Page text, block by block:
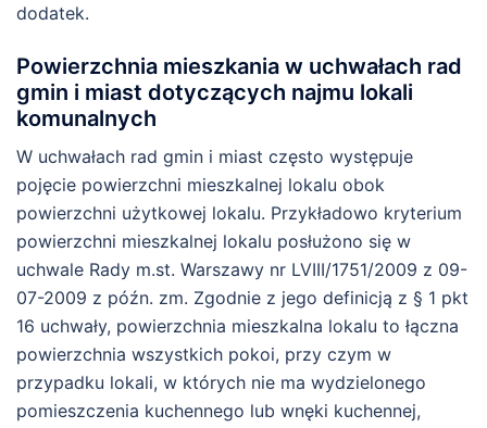
dodatek.
Powierzchnia mieszkania w uchwałach rad
gmin i miast dotyczących najmu lokali
komunalnych
W uchwałach rad gmin i miast często występuje
pojęcie powierzchni mieszkalnej lokalu obok
powierzchni użytkowej lokalu. Przykładowo kryterium
powierzchni mieszkalnej lokalu posłużono się w
uchwale Rady m.st. Warszawy nr LVIII/1751/2009 z 09-
07-2009 z późn. zm. Zgodnie z jego definicją z § 1 pkt
16 uchwały, powierzchnia mieszkalna lokalu to łączna
powierzchnia wszystkich pokoi, przy czym w
przypadku lokali, w których nie ma wydzielonego
pomieszczenia kuchennego lub wnęki kuchennej,